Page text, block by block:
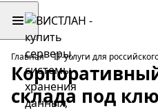
Главная IT-услуги для
склада под